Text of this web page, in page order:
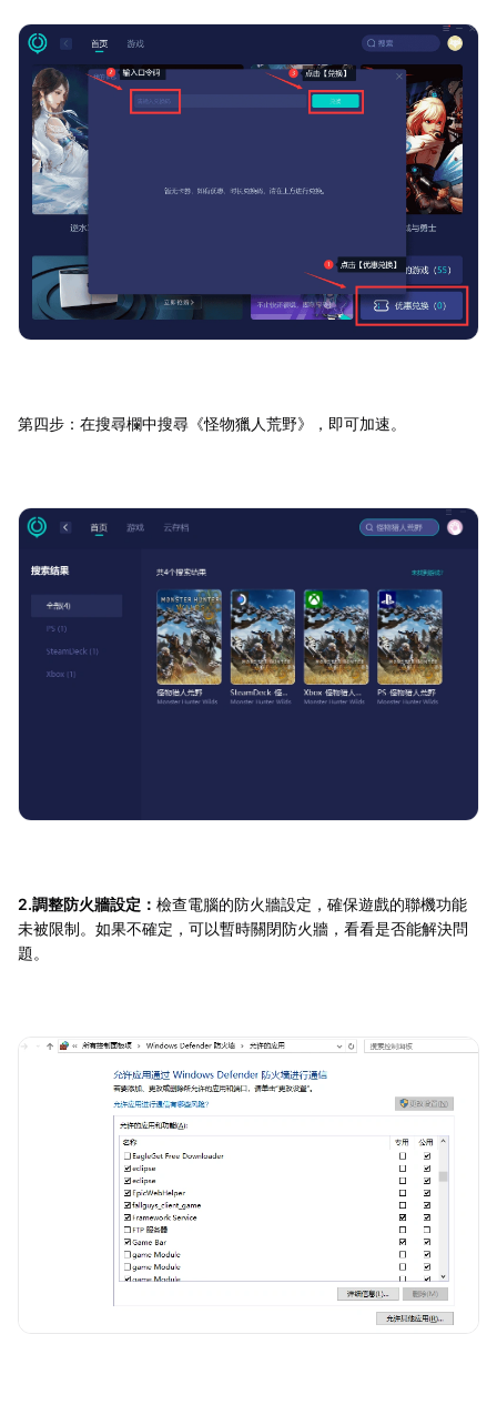
第四步：在搜尋欄中搜尋《怪物獵人荒野》，即可加速。
2.調整防火牆設定： 檢查電腦的防火牆設定，確保遊戲的聯機功能
未被限制。如果不確定，可以暫時關閉防火牆，看看是否能解決問
題。